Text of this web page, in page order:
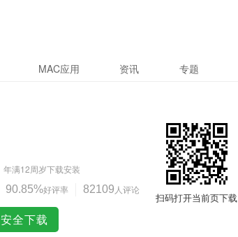
MAC应用 资讯 专题
年满12周岁下载安装
90.85%好评率 82109 人评论
安全下载
扫码打开当前页下载